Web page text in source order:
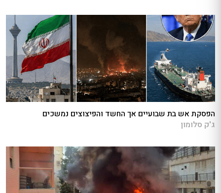
הפסקת אש בת שבועיים אך החשד והפיצוצים נמשכים
ג'ק סלומון